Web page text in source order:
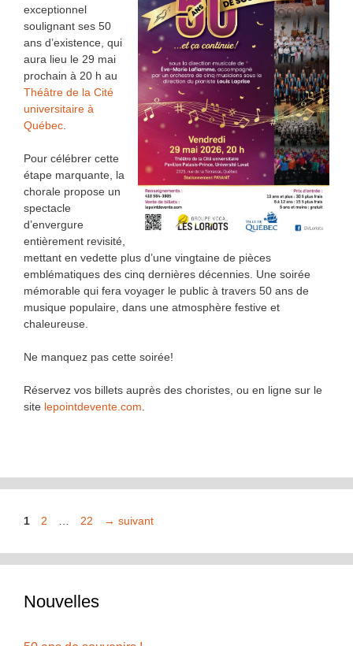
exceptionnel
soulignant ses 50
ans d’existence, qui
aura lieu le 29 mai
prochain à 20 h au
Théâtre de la Cité
universitaire à
Québec
Pour célébrer cette
étape marquante, la
chorale propose un
spectacle
d’envergure
entièrement revisité,
mettant en vedette plus d’une vingtaine de pièces
emblématiques des cinq dernières décennies. Une soirée
mémorable qui fera voyager le public à travers 50 ans de
musique populaire, dans une atmosphère festive et
chaleureuse.
Ne manquez pas cette soirée!
Réservez vos billets auprès des choristes, ou en ligne sur le
site lepointdevente.com
Page
1 Page
2 Page
22 → suivant
Nouvelles